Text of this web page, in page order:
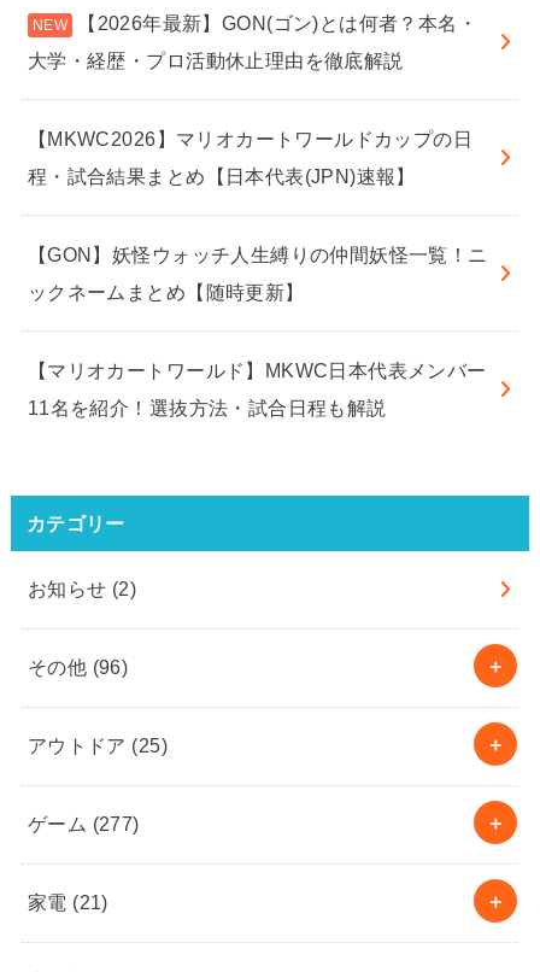
【2026年最新】GON(ゴン)とは何者？本名・
大学・経歴・プロ活動休止理由を徹底解説
【MKWC2026】マリオカートワールドカップの日
程・試合結果まとめ【日本代表(JPN)速報】
【GON】妖怪ウォッチ人生縛りの仲間妖怪一覧！ニ
ックネームまとめ【随時更新】
【マリオカートワールド】MKWC日本代表メンバー
11名を紹介！選抜方法・試合日程も解説
カテゴリー
お知らせ (2)
その他 (96)
アウトドア (25)
ゲーム (277)
家電 (21)